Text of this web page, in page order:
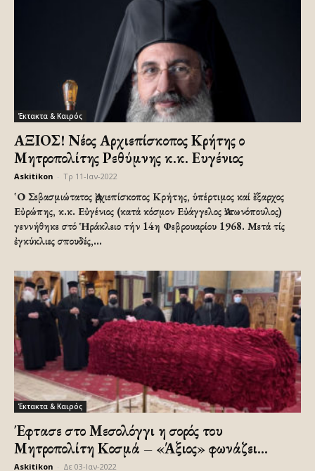
Έκτακτα & Καιρός
ΑΞΙΟΣ! Νέος Αρχιεπίσκοπος Κρήτης ο
Μητροπολίτης Ρεθύμνης κ.κ. Ευγένιος
Askitikon Τρ 11-Ιαν-2022
῾Ο Σεβασμιώτατος Ἀρχιεπίσκοπος Κρήτης, ὑπέρτιμος καί ἔξαρχος
Εὐρώπης, κ.κ. Εὐγένιος (κατά κόσμον Εὐάγγελος Ἀντωνόπουλος)
γεννήθηκε στό Ἡράκλειο τήν 14η Φεβρουαρίου 1968. Μετά τίς
ἐγκύκλιες σπουδές,...
Έκτακτα & Καιρός
Έφτασε στο Μεσολόγγι η σορός του
Μητροπολίτη Κοσμά – «Άξιος» φωνάζει...
Askitikon Δε 03-Ιαν-2022